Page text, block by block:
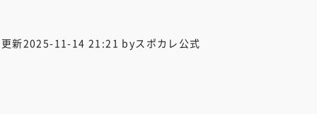
新2025-11-14 21:21 byスポカレ公式